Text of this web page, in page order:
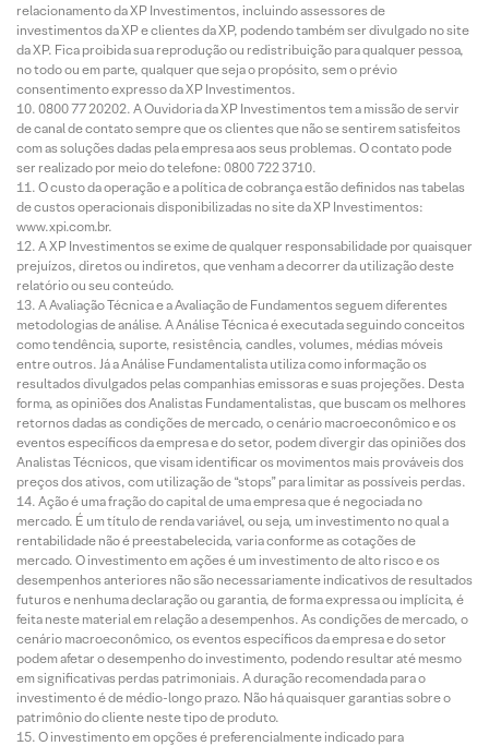
relacionamento da XP Investimentos, incluindo assessores de
investimentos da XP e clientes da XP, podendo também ser divulgado no site
da XP. Fica proibida sua reprodução ou redistribuição para qualquer pessoa,
no todo ou em parte, qualquer que seja o propósito, sem o prévio
consentimento expresso da XP Investimentos.
0800 77 20202. A Ouvidoria da XP Investimentos tem a missão de servir
de canal de contato sempre que os clientes que não se sentirem satisfeitos
com as soluções dadas pela empresa aos seus problemas. O contato pode
ser realizado por meio do telefone: 0800 722 3710.
O custo da operação e a política de cobrança estão definidos nas tabelas
de custos operacionais disponibilizadas no site da XP Investimentos:
www.xpi.com.br.
A XP Investimentos se exime de qualquer responsabilidade por quaisquer
prejuízos, diretos ou indiretos, que venham a decorrer da utilização deste
relatório ou seu conteúdo.
A Avaliação Técnica e a Avaliação de Fundamentos seguem diferentes
metodologias de análise. A Análise Técnica é executada seguindo conceitos
como tendência, suporte, resistência, candles, volumes, médias móveis
entre outros. Já a Análise Fundamentalista utiliza como informação os
resultados divulgados pelas companhias emissoras e suas projeções. Desta
forma, as opiniões dos Analistas Fundamentalistas, que buscam os melhores
retornos dadas as condições de mercado, o cenário macroeconômico e os
eventos específicos da empresa e do setor, podem divergir das opiniões dos
Analistas Técnicos, que visam identificar os movimentos mais prováveis dos
preços dos ativos, com utilização de “stops” para limitar as possíveis perdas.
Ação é uma fração do capital de uma empresa que é negociada no
mercado. É um título de renda variável, ou seja, um investimento no qual a
rentabilidade não é preestabelecida, varia conforme as cotações de
mercado. O investimento em ações é um investimento de alto risco e os
desempenhos anteriores não são necessariamente indicativos de resultados
futuros e nenhuma declaração ou garantia, de forma expressa ou implícita, é
feita neste material em relação a desempenhos. As condições de mercado, o
cenário macroeconômico, os eventos específicos da empresa e do setor
podem afetar o desempenho do investimento, podendo resultar até mesmo
em significativas perdas patrimoniais. A duração recomendada para o
investimento é de médio-longo prazo. Não há quaisquer garantias sobre o
patrimônio do cliente neste tipo de produto.
O investimento em opções é preferencialmente indicado para